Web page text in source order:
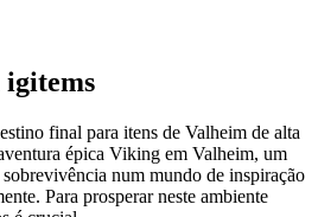
igitems
final para itens de Valheim de alta
épica Viking em Valheim, um
num mundo de inspiração
Para prosperar neste ambiente